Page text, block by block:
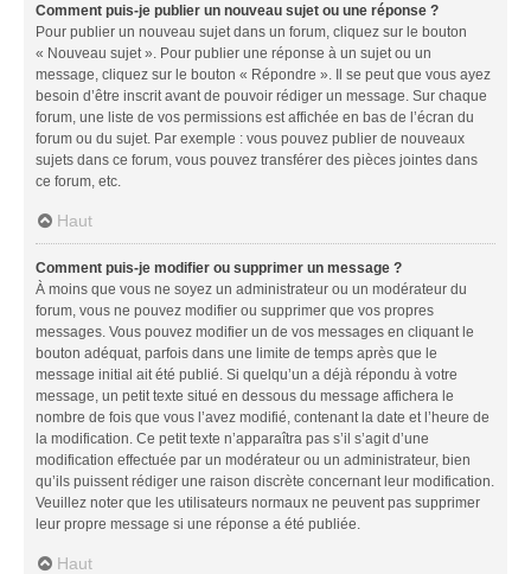
Comment puis-je publier un nouveau sujet ou une réponse ?
Pour publier un nouveau sujet dans un forum, cliquez sur le bouton
« Nouveau sujet ». Pour publier une réponse à un sujet ou un
message, cliquez sur le bouton « Répondre ». Il se peut que vous ayez
besoin d’être inscrit avant de pouvoir rédiger un message. Sur chaque
forum, une liste de vos permissions est affichée en bas de l’écran du
forum ou du sujet. Par exemple : vous pouvez publier de nouveaux
sujets dans ce forum, vous pouvez transférer des pièces jointes dans
ce forum, etc.
Haut
Comment puis-je modifier ou supprimer un message ?
À moins que vous ne soyez un administrateur ou un modérateur du
forum, vous ne pouvez modifier ou supprimer que vos propres
messages. Vous pouvez modifier un de vos messages en cliquant le
bouton adéquat, parfois dans une limite de temps après que le
message initial ait été publié. Si quelqu’un a déjà répondu à votre
message, un petit texte situé en dessous du message affichera le
nombre de fois que vous l’avez modifié, contenant la date et l’heure de
la modification. Ce petit texte n’apparaîtra pas s’il s’agit d’une
modification effectuée par un modérateur ou un administrateur, bien
qu’ils puissent rédiger une raison discrète concernant leur modification.
Veuillez noter que les utilisateurs normaux ne peuvent pas supprimer
leur propre message si une réponse a été publiée.
Haut